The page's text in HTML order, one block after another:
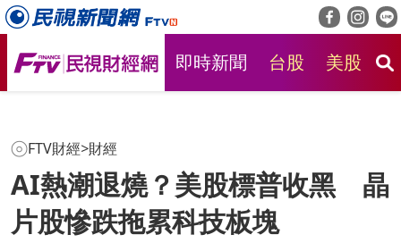
即時新聞 台股 美股
FTV財經>財經
AI熱潮退燒？美股標普收黑 晶
片股慘跌拖累科技板塊